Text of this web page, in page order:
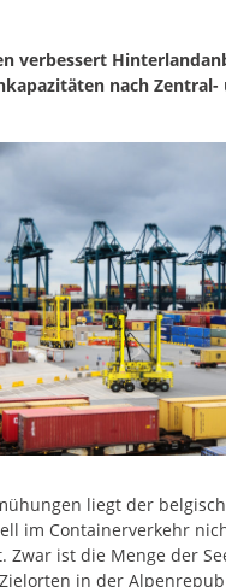
verbessert
nach
liegt der
im Containerverkehr
Zwar ist die Menge der
in der